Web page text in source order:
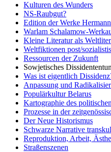
Kulturen des Wunders
NS-Raubgut?
Edition der Werke
Warlam Schalamow-
Kleine Literatur als
Weltfiktionen post/
Ressourcen der Zukunft
Sowjetisches
Was ist eigentlich
Anpassung und
Populärkultur Belarus
Kartographie des
Prozesse in der
Der Neue Historismus
Schwarze Narrative
Reproduktion, Arbeit,
Straßenszenen